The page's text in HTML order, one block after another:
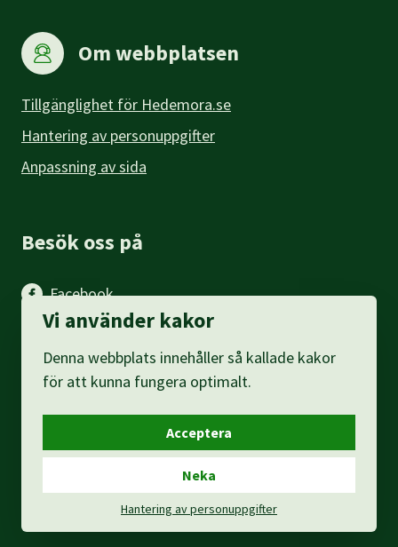
Om webbplatsen
Tillgänglighet för Hedemora.se
Hantering av personuppgifter
Anpassning av sida
Besök oss på
Facebook
Instagram
LinkedIn
Vi använder kakor
Denna webbplats innehåller så kallade kakor
för att kunna fungera optimalt.
Acceptera
Neka
Hantering av personuppgifter